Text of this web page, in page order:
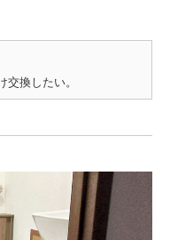
換したい。